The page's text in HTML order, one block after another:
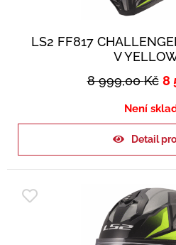
LS2 FF817
V
8 999,00Kč 8
Není
Detail